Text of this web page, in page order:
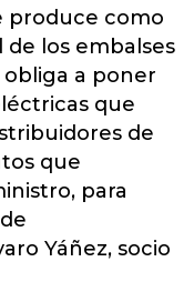
produce como
los embalses
obliga a poner
que
de
que
para
Yáñez, socio